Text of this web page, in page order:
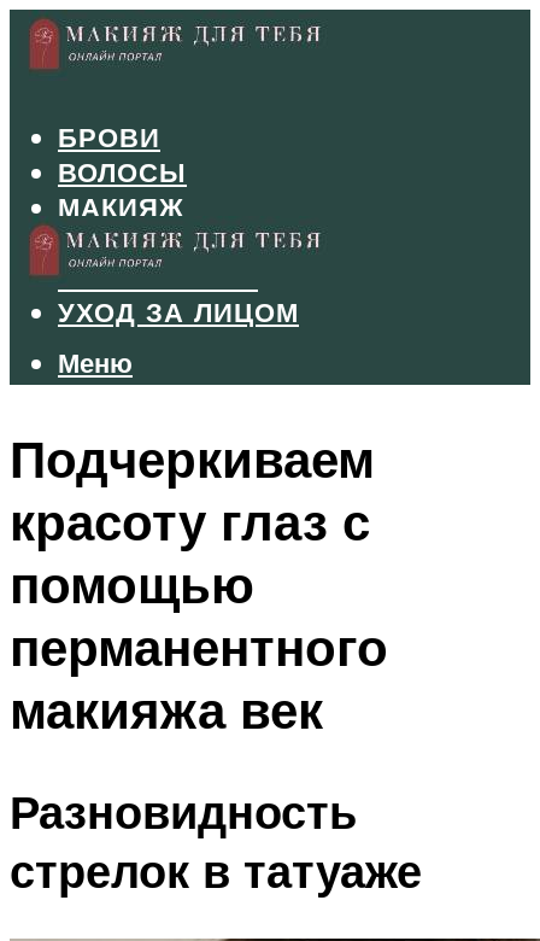
БРОВИ
ВОЛОСЫ
МАКИЯЖ
МАНИКЮР
ТУШЬ И ТЕНИ
УХОД ЗА ЛИЦОМ
Меню
Меню
Подчеркиваем
красоту глаз с
помощью
перманентного
макияжа век
Разновидность
стрелок в татуаже